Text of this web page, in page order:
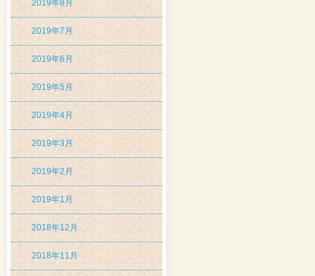
2019年8月
2019年7月
2019年6月
2019年5月
2019年4月
2019年3月
2019年2月
2019年1月
2018年12月
2018年11月